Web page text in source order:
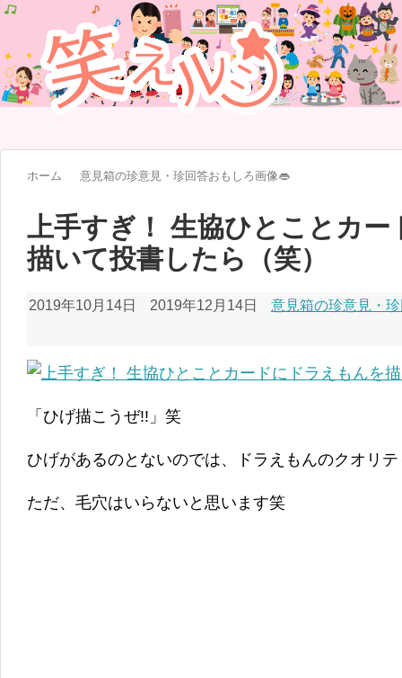
ホーム 意見箱の珍意見・珍回答おもしろ画像👄
上手すぎ！ 生協ひとことカ
描いて投書したら（笑）
2019年10月14日 2019年12月14日 意見箱の珍意見・
「ひげ描こうぜ!!」笑
ひげがあるのとないのでは、ドラえもんのクオリ
ただ、毛穴はいらないと思います笑